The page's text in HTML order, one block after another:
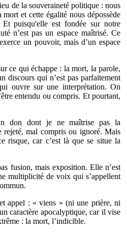
de la souveraineté politique : nous
et cette égalité nous dépossède
puisqu'elle est fondée sur notre
n’est pas un espace maîtrisé. Ce
un pouvoir, mais d’un espace
ce qui échappe : la mort, la parole,
discours qui n’est pas parfaitement
ouvre sur une interprétation. On
entendu ou compris. Et pourtant,
don dont je ne maîtrise pas la
rejeté, mal compris ou ignoré. Mais
risque, car c’est là que se situe la
fusion, mais exposition. Elle n’est
multiplicité de voix qui s’appellent
appel : « viens » (ni une prière, ni
caractère apocalyptique, car il vise
: la mort, l’indicible.